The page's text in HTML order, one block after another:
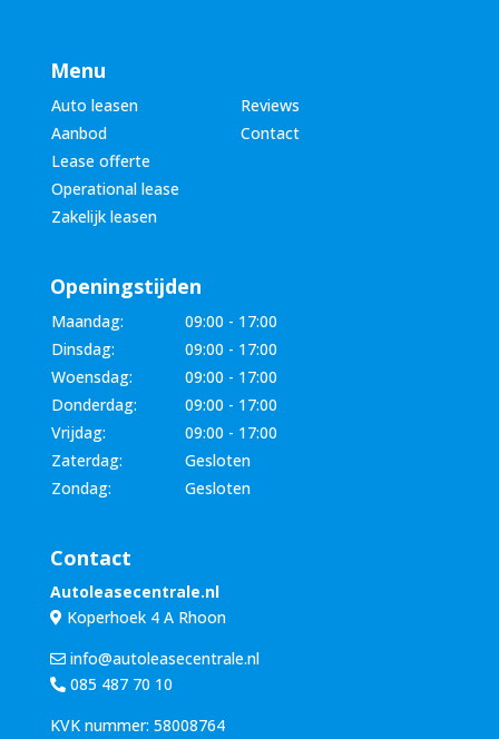
Menu
Auto leasen
Reviews
Aanbod
Contact
Lease offerte
Operational lease
Zakelijk leasen
Openingstijden
Maandag:
09:00 - 17:00
Dinsdag:
09:00 - 17:00
Woensdag:
09:00 - 17:00
Donderdag:
09:00 - 17:00
Vrijdag:
09:00 - 17:00
Zaterdag:
Gesloten
Zondag:
Gesloten
Contact
Autoleasecentrale.nl
Koperhoek 4 A Rhoon
info@autoleasecentrale.nl
085 487 70 10
KVK nummer: 58008764